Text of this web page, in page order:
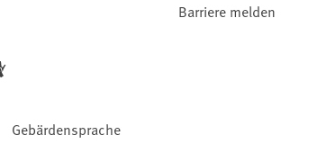
Gebärdensprache
Barriere melden